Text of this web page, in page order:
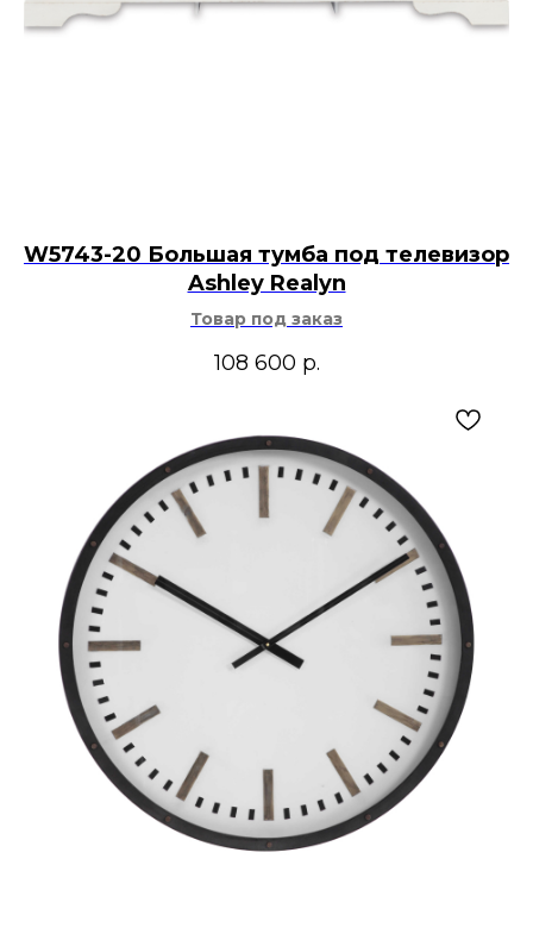
W5743-20 Большая тумба под телевизор
Ashley Realyn
Товар под заказ
108 600 р.